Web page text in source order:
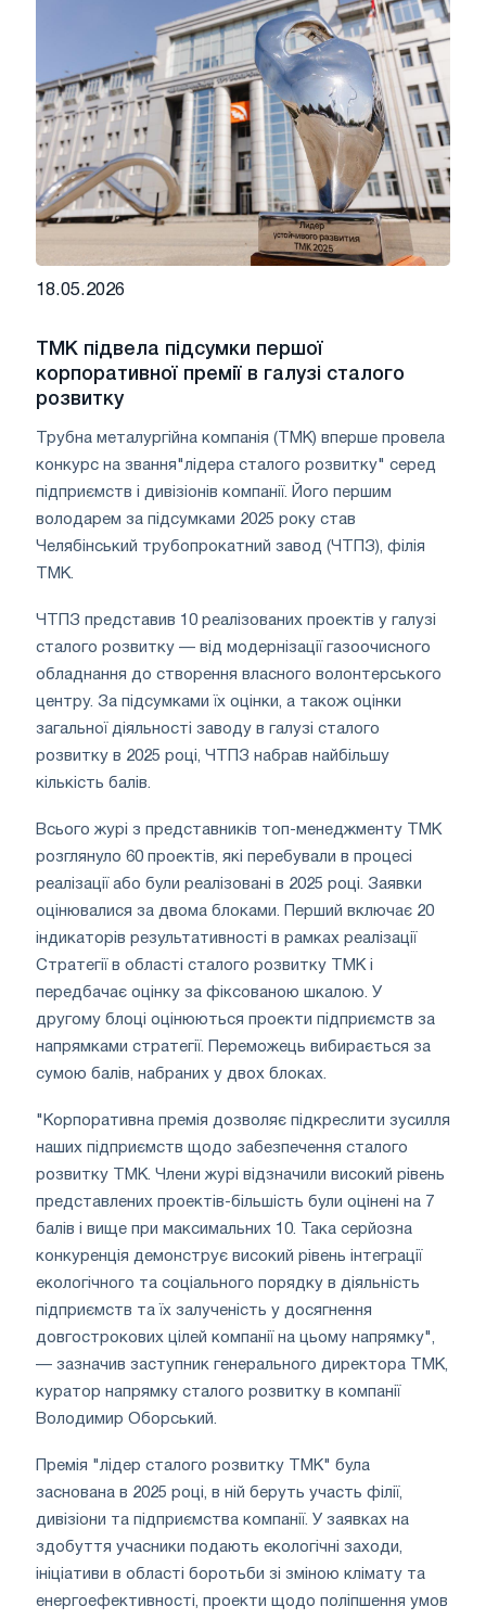
18.05.2026
ТМК підвела підсумки першої
корпоративної премії в галузі сталого
розвитку
Трубна металургійна компанія (ТМК) вперше провела
конкурс на звання"лідера сталого розвитку" серед
підприємств і дивізіонів компанії. Його першим
володарем за підсумками 2025 року став
Челябінський трубопрокатний завод (ЧТПЗ), філія
ТМК.
ЧТПЗ представив 10 реалізованих проектів у галузі
сталого розвитку — від модернізації газоочисного
обладнання до створення власного волонтерського
центру. За підсумками їх оцінки, а також оцінки
загальної діяльності заводу в галузі сталого
розвитку в 2025 році, ЧТПЗ набрав найбільшу
кількість балів.
Всього журі з представників топ-менеджменту ТМК
розглянуло 60 проектів, які перебували в процесі
реалізації або були реалізовані в 2025 році. Заявки
оцінювалися за двома блоками. Перший включає 20
індикаторів результативності в рамках реалізації
Стратегії в області сталого розвитку ТМК і
передбачає оцінку за фіксованою шкалою. У
другому блоці оцінюються проекти підприємств за
напрямками стратегії. Переможець вибирається за
сумою балів, набраних у двох блоках.
"Корпоративна премія дозволяє підкреслити зусилля
наших підприємств щодо забезпечення сталого
розвитку ТМК. Члени журі відзначили високий рівень
представлених проектів-більшість були оцінені на 7
балів і вище при максимальних 10. Така серйозна
конкуренція демонструє високий рівень інтеграції
екологічного та соціального порядку в діяльність
підприємств та їх залученість у досягнення
довгострокових цілей компанії на цьому напрямку",
— зазначив заступник генерального директора ТМК,
куратор напрямку сталого розвитку в компанії
Володимир Оборський.
Премія "лідер сталого розвитку ТМК" була
заснована в 2025 році, в ній беруть участь філії,
дивізіони та підприємства компанії. У заявках на
здобуття учасники подають екологічні заходи,
ініціативи в області боротьби зі зміною клімату та
енергоефективності, проекти щодо поліпшення умов